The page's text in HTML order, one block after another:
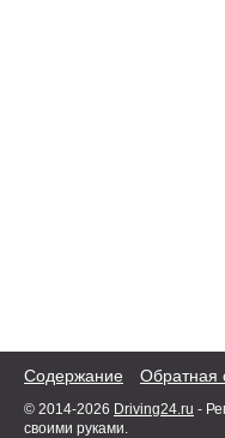
Содержание Обратная
© 2014-2026 Driving24.ru -
своими руками.